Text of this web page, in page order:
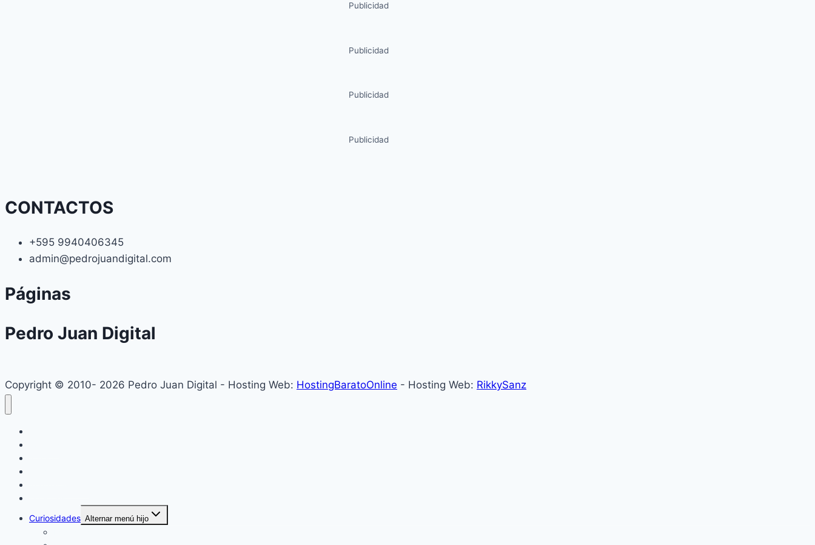
Publicidad
Publicidad
Publicidad
Publicidad
CONTACTOS
+595 9940406345
admin@pedrojuandigital.com
Páginas
Pedro Juan Digital
Copyright © 2010- 2026 Pedro Juan Digital - Hosting Web: HostingBaratoOnline - Hosting Web: RikkySanz
Curiosidades Alternar menú hijo